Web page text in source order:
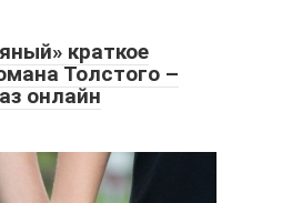
краткое
Толстого –
онлайн